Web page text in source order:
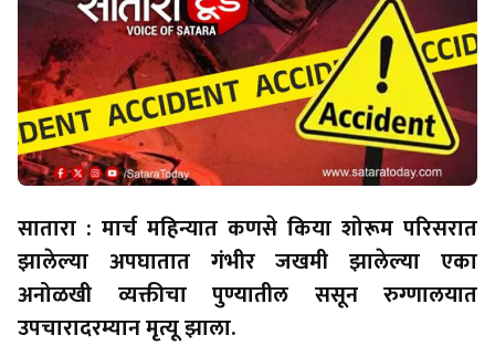
सातारा : मार्च महिन्यात कणसे किया शोरूम परिसरात
झालेल्या अपघातात गंभीर जखमी झालेल्या एका
अनोळखी व्यक्तीचा पुण्यातील ससून रुग्णालयात
उपचारादरम्यान मृत्यू झाला.